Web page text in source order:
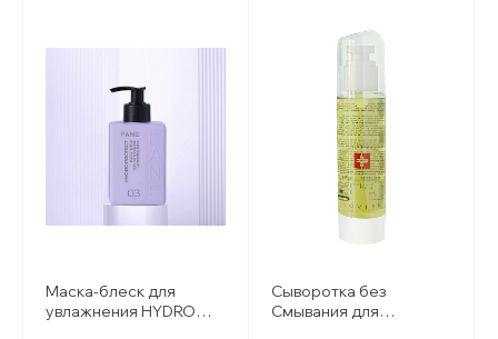
Маска-блеск для
увлажнения HYDRO
Сыворотка без
Смывания для